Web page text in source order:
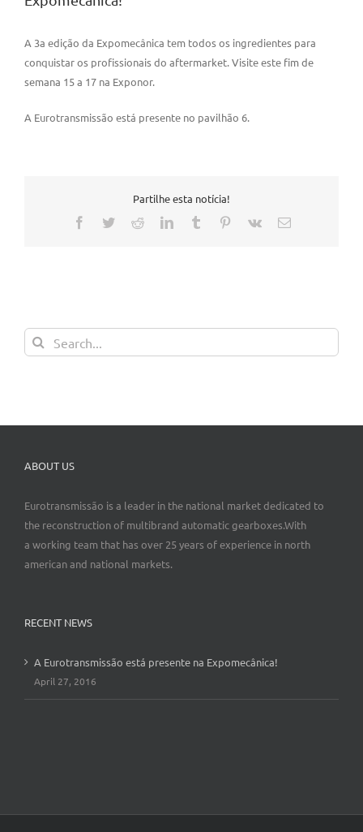
A 3a edição da Expomecânica tem todos os ingredientes para
conquistar os profissionais do aftermarket. Visite este fim de
semana 15 a 17 na Exponor.
A Eurotransmissão está presente no pavilhão 6.
Partilhe esta notícia!
Facebook
TwitterRedditLinkedInTumblr Pinterest
Vk Email
Search
for:
ABOUT US
Eurotransmissão is a leader in the national market dedicated to
the reconstruction of multibrand automatic gearboxes.With
a working team that has over 25 years of experience in north
american and national markets.
RECENT NEWS
A Eurotransmissão está presente na Expomecânica!
April 27, 2016